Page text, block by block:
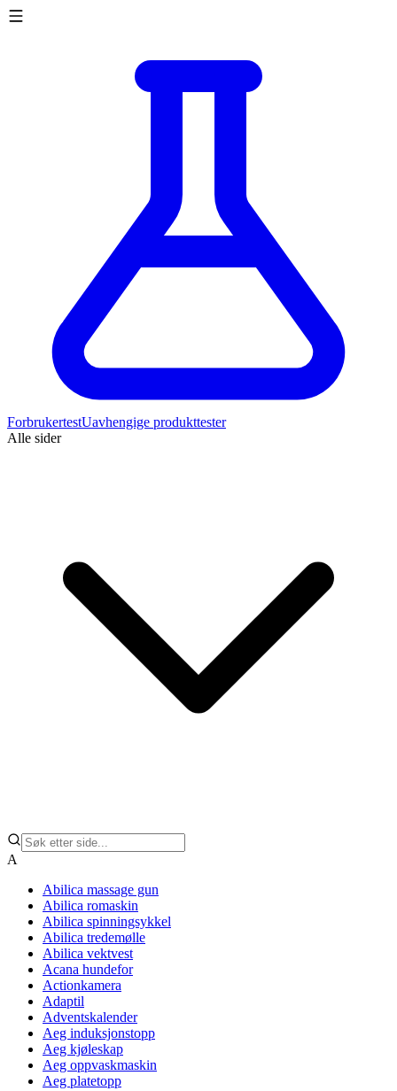
ForbrukertestUavhengige produkttester
Alle sider
A
Abilica massage gun
Abilica romaskin
Abilica spinningsykkel
Abilica tredemølle
Abilica vektvest
Acana hundefor
Actionkamera
Adaptil
Adventskalender
Aeg induksjonstopp
Aeg kjøleskap
Aeg oppvaskmaskin
Aeg platetopp